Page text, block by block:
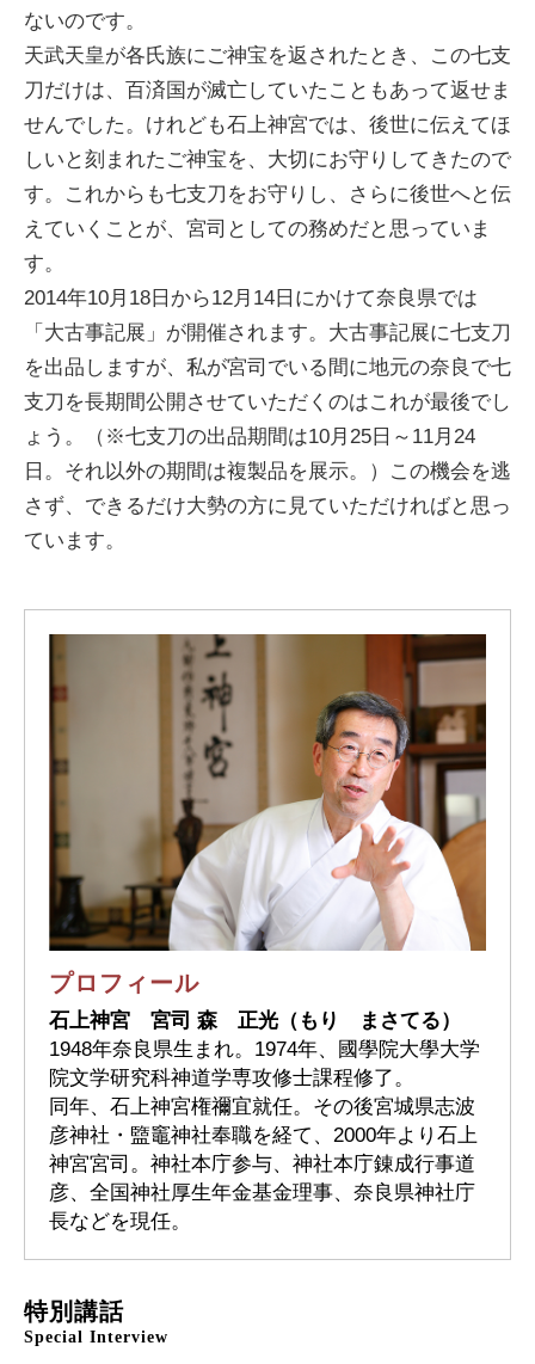
ないのです。
天武天皇が各氏族にご神宝を返されたとき、この七支
刀だけは、百済国が滅亡していたこともあって返せま
せんでした。けれども石上神宮では、後世に伝えてほ
しいと刻まれたご神宝を、大切にお守りしてきたので
す。これからも七支刀をお守りし、さらに後世へと伝
えていくことが、宮司としての務めだと思っていま
す。
2014年10月18日から12月14日にかけて奈良県では
「大古事記展」が開催されます。大古事記展に七支刀
を出品しますが、私が宮司でいる間に地元の奈良で七
支刀を長期間公開させていただくのはこれが最後でし
ょう。（※七支刀の出品期間は10月25日～11月24
日。それ以外の期間は複製品を展示。）この機会を逃
さず、できるだけ大勢の方に見ていただければと思っ
ています。
プロフィール
石上神宮 宮司 森 正光（もり まさてる）
1948年奈良県生まれ。1974年、國學院大學大学
院文学研究科神道学専攻修士課程修了。
同年、石上神宮権禰宜就任。その後宮城県志波
彦神社・盬竈神社奉職を経て、2000年より石上
神宮宮司。神社本庁参与、神社本庁錬成行事道
彦、全国神社厚生年金基金理事、奈良県神社庁
長などを現任。
特別講話
Special Interview